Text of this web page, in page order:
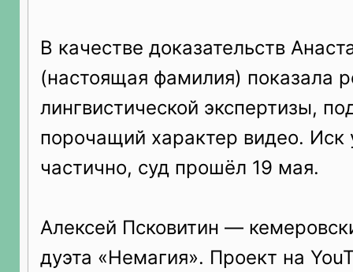
В качестве доказательств
(настоящая фамилия) показала
лингвистической экспертизы,
порочащий характер видео. Иск
частично, суд прошёл 19 мая.
Алексей Псковитин —
дуэта «Немагия». Проект на